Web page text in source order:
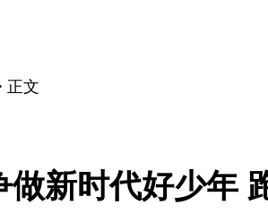
正文
做新时代好少年